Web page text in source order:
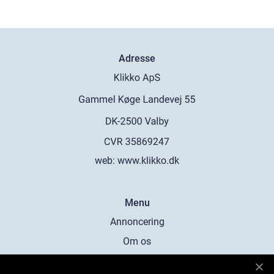
Adresse
web: www.klikko.dk
Menu
Annoncering
Om os